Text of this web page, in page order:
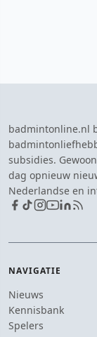
badmintonline.nl
subsidies.
dag opnieuw
Nederlandse en
NAVIGATIE
Nieuws
Kennisbank
Spelers